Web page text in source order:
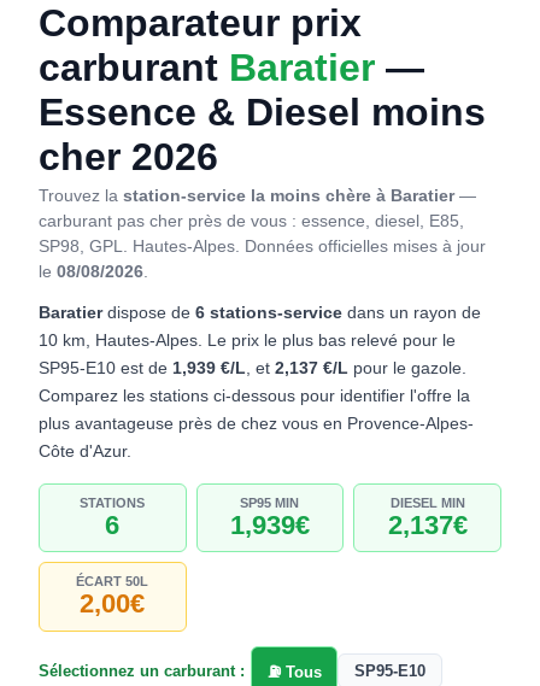
Comparateur prix
carburant Baratier —
Essence & Diesel moins
cher 2026
Trouvez la station-service la moins chère à Baratier—
carburant pas cher près de vous : essence, diesel, E85,
SP98, GPL. Hautes-Alpes. Données officielles mises à jour
le 08/08/2026.
Baratierdispose de 6 stations-service dans un rayon de
10 km, Hautes-Alpes. Le prix le plus bas relevé pour le
SP95-E10 est de 1,939 €/L, et 2,137 €/L pour le gazole.
Comparez les stations ci-dessous pour identifier l'offre la
plus avantageuse près de chez vous en Provence-Alpes-
Côte d'Azur.
STATIONS
6
SP95 MIN
1,939€
DIESEL MIN
2,137€
ÉCART 50L
2,00€
Sélectionnez un carburant : ⛽ Tous SP95-E10